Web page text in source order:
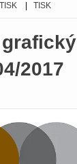
TISK
2017